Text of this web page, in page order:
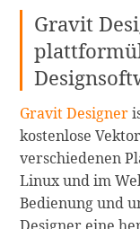
Gravit
Gravit Designer
kostenlose
verschiedenen
Linux und im
Bedienung und